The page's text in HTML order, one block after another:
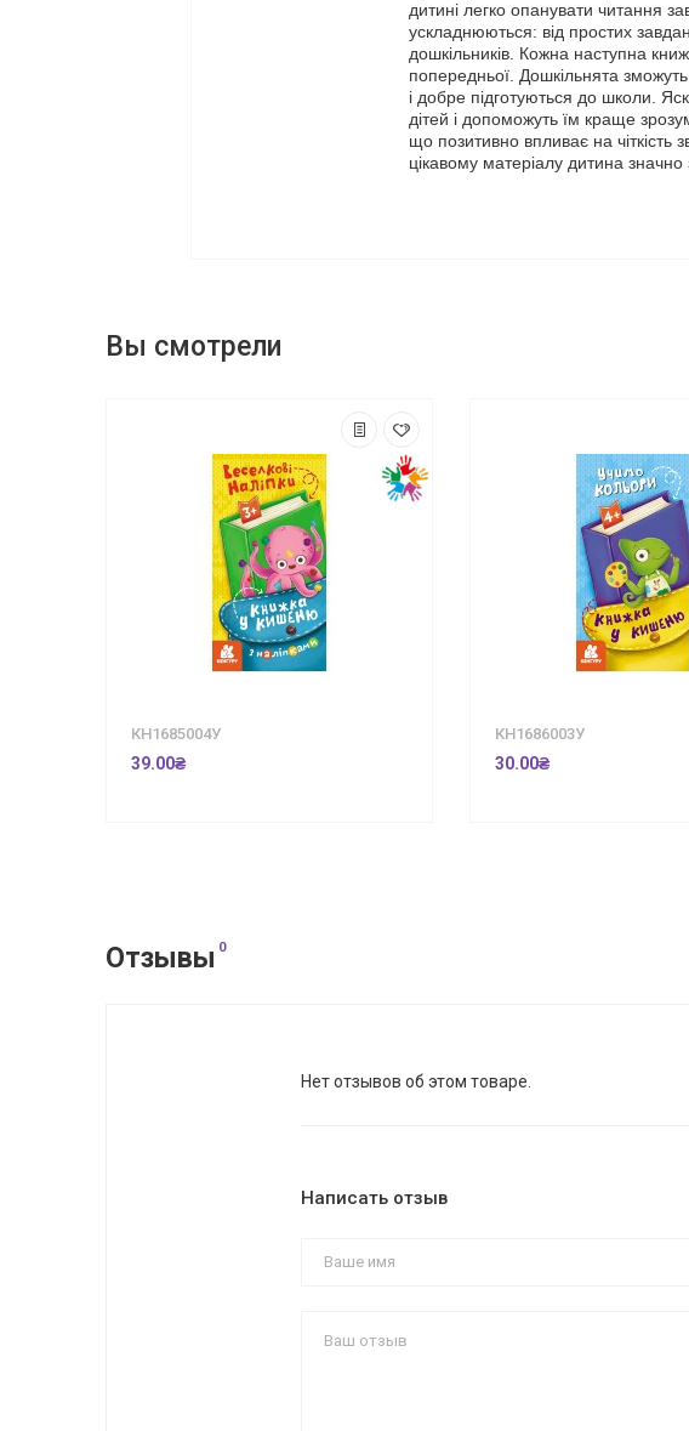
дитині легко опанувати читання
ускладнюються: від простих
дошкільників. Кожна наступна
попередньої. Дошкільнята
і добре підготуються до школи.
дітей і допоможуть їм краще
що позитивно впливає на чіткість
цікавому матеріалу дитина
Вы смотрели
КН1685004У
39.00₴
КН1686003У
30.00₴
Отзывы 0
Нет отзывов об этом товаре.
Написать отзыв